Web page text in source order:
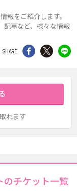
報をご紹介します。
記事など、様々な情報
SHARE シェア Twitter
れます
のチケット一覧